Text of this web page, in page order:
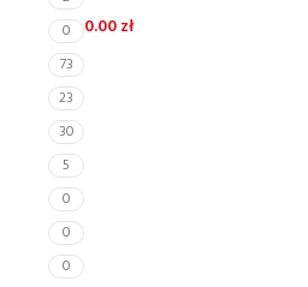
0
73
23
30
5
0
0
0
0.00zł